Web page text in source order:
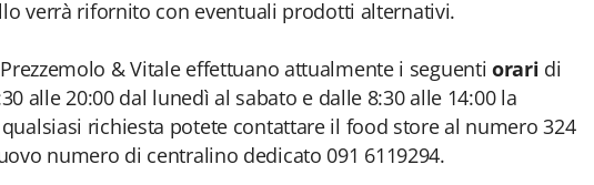
verrà rifornito con eventuali prodotti alternativi.
& Vitale effettuano attualmente i seguenti orari di
alle 20:00 dal lunedì al sabato e dalle 8:30 alle 14:00 la
richiesta potete contattare il food store al numero 324
numero di centralino dedicato 091 6119294.